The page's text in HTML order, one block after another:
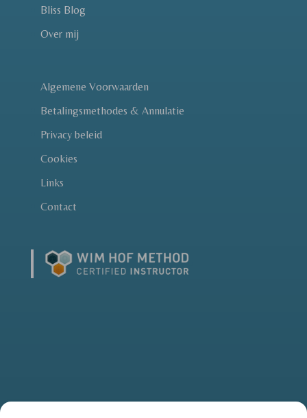
Bliss Blog
Over mij
Algemene Voorwaarden
Betalingsmethodes & Annulatie
Privacy beleid
Cookies
Links
Contact